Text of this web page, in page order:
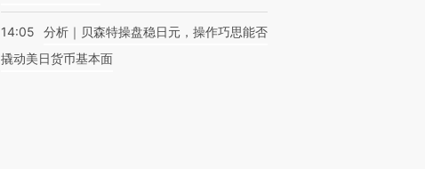
14:05
分析｜贝森特操盘稳日元，操作巧思能否
撬动美日货币基本面